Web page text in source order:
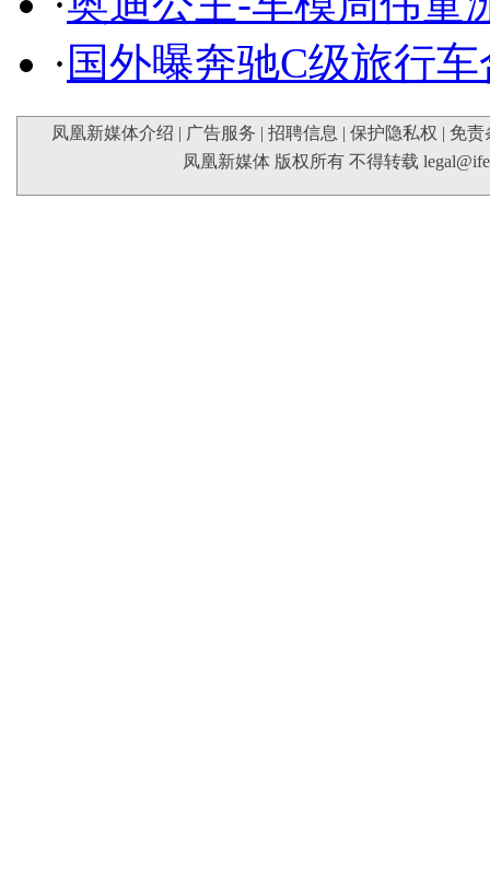
· 国外曝奔驰C级旅行
凤凰新媒体介绍 | 广告服务 | 招聘信息 | 保护隐私权 | 免责
凤凰新媒体 版权所有 不得转载